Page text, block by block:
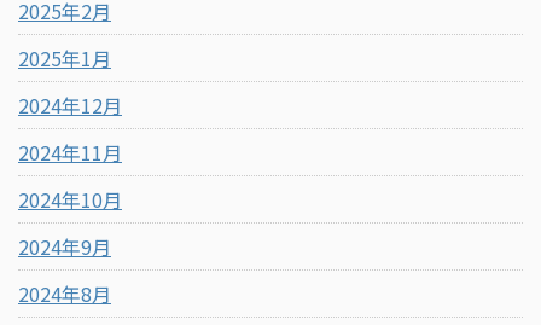
2025年2月
2025年1月
2024年12月
2024年11月
2024年10月
2024年9月
2024年8月